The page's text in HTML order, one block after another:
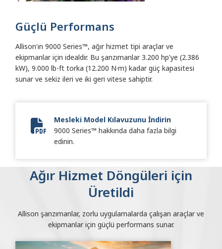
Güçlü Performans
Allison'ın 9000 Series™, ağır hizmet tipi araçlar ve
ekipmanlar için idealdir. Bu şanzımanlar 3.200 hp'ye (2.386
kW), 9.000 lb-ft torka (12.200 N·m) kadar güç kapasitesi
sunar ve sekiz ileri ve iki geri vitese sahiptir.
Vocational Model Guide Digital
Mesleki Model Kılavuzunu İndirin
9000 Series™ hakkında daha fazla bilgi
edinin.
Ağır Hizmet Döngüleri için
Üretildi
Allison şanzımanlar, zorlu uygulamalarda çalışan araçlar ve
ekipmanlar için güçlü performans sunar.